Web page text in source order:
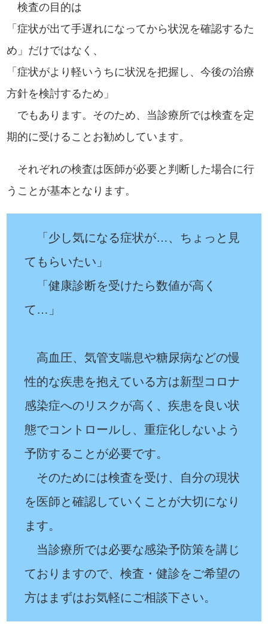
検査の目的は
「症状が出て手遅れになってから状況を確認するた
め」だけではなく、
「症状がより軽いうちに状況を把握し、今後の治療
方針を検討するため」
でもあります。そのため、当診療所では検査を定
期的に受けることお勧めしています。
それぞれの検査は医師が必要と判断した場合に行
うことが基本となります。
「少し気になる症状が…、ちょっと見
てもらいたい」
「健康診断を受けたら数値が高く
て…」
高血圧、気管支喘息や糖尿病などの慢
性的な疾患を抱えている方は新型コロナ
感染症へのリスクが高く、疾患を良い状
態でコントロールし、重症化しないよう
予防することが必要です。
そのためには検査を受け、自分の現状
を医師と確認していくことが大切になり
ます。
当診療所では必要な感染予防策を講じ
ておりますので、検査・健診をご希望の
方はまずはお気軽にご相談下さい。